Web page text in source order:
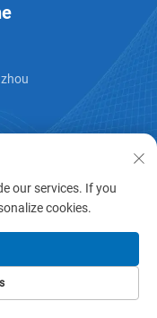
our services. If you
cookies.